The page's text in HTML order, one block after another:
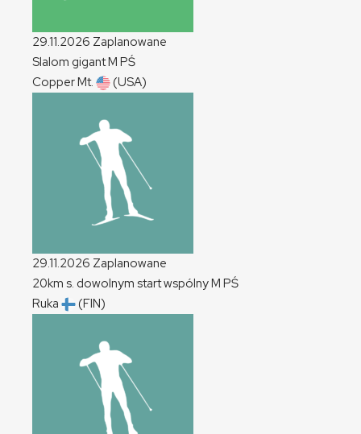
29.11.2026 Zaplanowane
Slalom gigantM PŚ
Copper Mt.
(USA)
29.11.2026 Zaplanowane
20km s. dowolnym start wspólnyM PŚ
Ruka
(FIN)